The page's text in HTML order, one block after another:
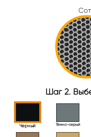
Шаг 2.
Черный Тёмно-серый